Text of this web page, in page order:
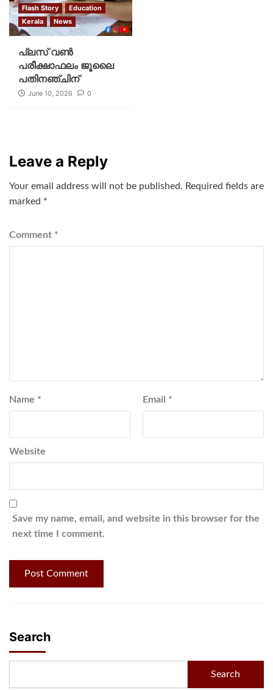
Flash Story
Education
Kerala
News
പ്ലസ് വണ്‍
പരീക്ഷാഫലം ജൂലൈ
പതിനഞ്ചിന്
June 10, 2026 0
Leave a Reply
Your email address will not be published. Required fields are
marked *
Comment *
Name * Email *
Website
Save my name, email, and website in this browser for the
next time I comment.
Search
Search